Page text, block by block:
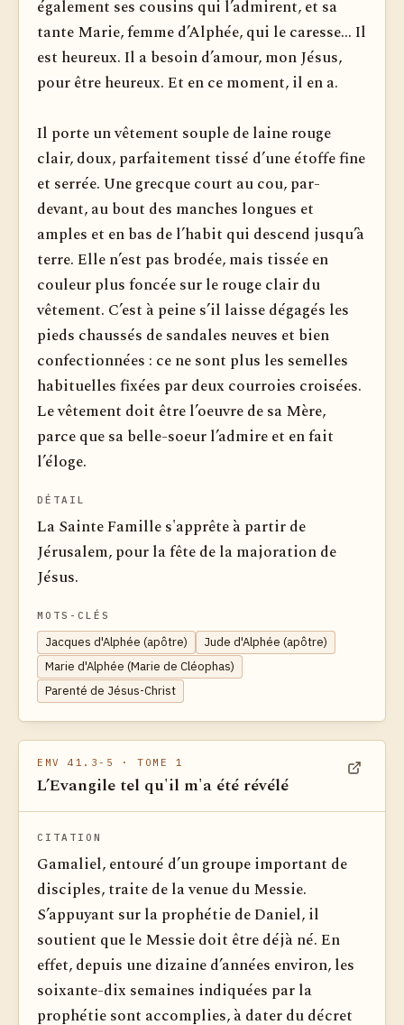
également ses cousins qui l’admirent, et sa
tante Marie, femme d’Alphée, qui le caresse... Il
est heureux. Il a besoin d’amour, mon Jésus,
pour être heureux. Et en ce moment, il en a.
Il porte un vêtement souple de laine rouge
clair, doux, parfaitement tissé d’une étoffe fine
et serrée. Une grecque court au cou, par-
devant, au bout des manches longues et
amples et en bas de l’habit qui descend jusqu’à
terre. Elle n’est pas brodée, mais tissée en
couleur plus foncée sur le rouge clair du
vêtement. C’est à peine s’il laisse dégagés les
pieds chaussés de sandales neuves et bien
confectionnées : ce ne sont plus les semelles
habituelles fixées par deux courroies croisées.
Le vêtement doit être l’oeuvre de sa Mère,
parce que sa belle-soeur l’admire et en fait
l’éloge.
DÉTAIL
La Sainte Famille s'apprête à partir de
Jérusalem, pour la fête de la majoration de
Jésus.
MOTS-CLÉS
Jacques d'Alphée (apôtre)
Jude d'Alphée (apôtre)
Marie d'Alphée (Marie de Cléophas)
Parenté de Jésus-Christ
EMV 41.3-5 · TOME 1
L’Evangile tel qu'il m'a été révélé
CITATION
Gamaliel, entouré d’un groupe important de
disciples, traite de la venue du Messie.
S’appuyant sur la prophétie de Daniel, il
soutient que le Messie doit être déjà né. En
effet, depuis une dizaine d’années environ, les
soixante-dix semaines indiquées par la
prophétie sont accomplies, à dater du décret